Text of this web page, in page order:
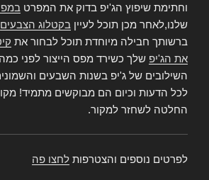
וחתימת שיפוץ הג'יפ בדוק את המפרט
שלנו,לאחר מכן תוכל לעיין בקטלוג הצבעים
ברשותך חבילה מיוחדת תוכל לבחור את
את הג'יפ שלך כשירד מפס הייצור לפני
השילובים של ג'יפ בשנות השבעים
לכל הדעות וכיום הם מבוקשים מתמיד!
החלטה לשחזר למקור.
לפרטים נוספים והצטרפות לחצו פה